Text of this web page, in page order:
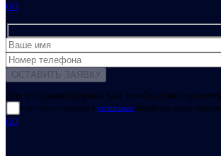
GO
Для отправки формы вам необходимо
прочитал и согласен с условиями обработки своих
GO